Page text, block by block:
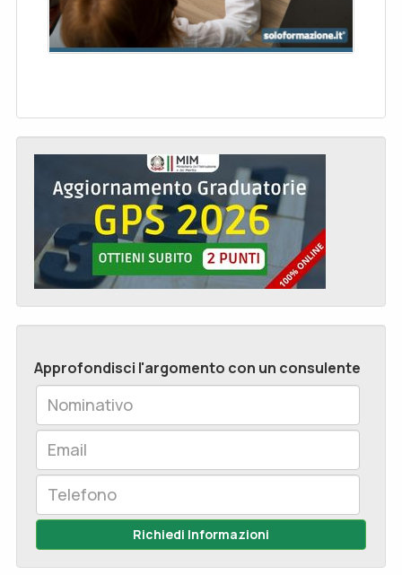
Approfondisci l'argomento con un consulente
Richiedi Informazioni